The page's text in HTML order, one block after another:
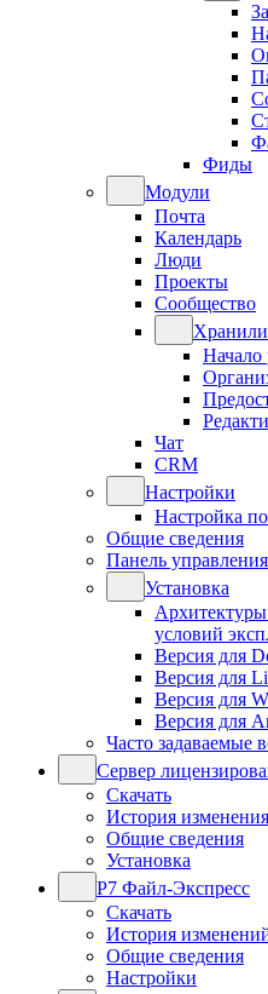
Фиды
Модули
Почта
Календарь
Люди
Проекты
Сообщество
Начало
Чат
CRM
Настройки
Настройка
Общие сведения
Панель
Установка
условий
Версия для
Версия для
Версия для
Версия для
Часто задаваемые
Сервер
Скачать
История изменения
Общие сведения
Установка
Р7 Файл-Экспресс
Скачать
История
Общие сведения
Настройки